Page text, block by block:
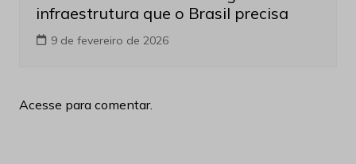
infraestrutura que o Brasil precisa
9 de fevereiro de 2026
Acesse para comentar.